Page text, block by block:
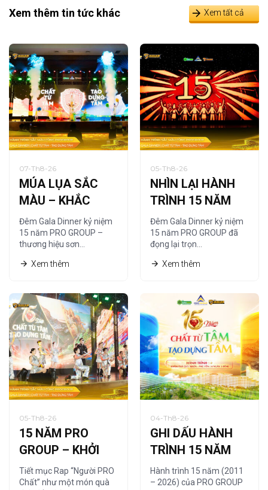
Xem thêm tin tức khác Xem tất cả
07-Th8-26
MÚA LỤA SẮC
MÀU – KHẮC
HỌA CHẤT RIÊNG
CỦA PRO GROUP
Đêm Gala Dinner kỷ niệm
15 năm PRO GROUP –
thương hiệu sơn…
Xem thêm
05-Th8-26
NHÌN LẠI HÀNH
TRÌNH 15 NĂM
QUA NGHỆ
THUẬT TRANH
CÁT
Đêm Gala Dinner kỷ niệm
15 năm PRO GROUP đã
đọng lại trọn…
Xem thêm
05-Th8-26
15 NĂM PRO
GROUP – KHỞI
NGUỒN TỪ
“NGƯỜI PRO
Tiết mục Rap “Người PRO
Chất” như một món quà
04-Th8-26
GHI DẤU HÀNH
TRÌNH 15 NĂM
CÙNG HỆ THỐNG
NHÀ PHÂN PHỐI
Hành trình 15 năm (2011
– 2026) của PRO GROUP